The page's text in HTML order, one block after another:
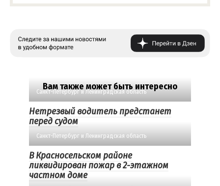
Вам также может быть интересно
Санкт-Петербург и Ленинградская область
Нетрезвый водитель предстанет
перед судом
Санкт-Петербург и Ленинградская область
В Красносельском районе
ликвидирован пожар в 2-этажном
частном доме